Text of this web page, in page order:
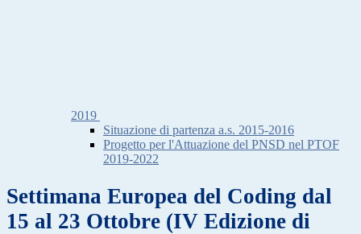
2019
Situazione di partenza a.s. 2015-2016
Progetto per l'Attuazione del PNSD nel PTOF
2019-2022
Settimana Europea del Coding dal
15 al 23 Ottobre (IV Edizione di